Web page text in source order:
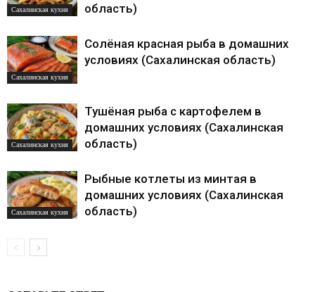
Сахалинская кухня
область)
Сахалинская кухня
Солёная красная рыба в домашних
условиях (Сахалинская область)
Сахалинская кухня
Тушёная рыба с картофелем в
домашних условиях (Сахалинская
область)
Сахалинская кухня
Рыбные котлеты из минтая в
домашних условиях (Сахалинская
область)